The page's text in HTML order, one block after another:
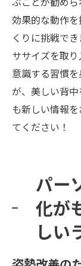
効果的な動作
くりに挑戦で
ササイズを取
意識する習慣
が、美しい背
も新しい情報
てください！
パー
化が
しい